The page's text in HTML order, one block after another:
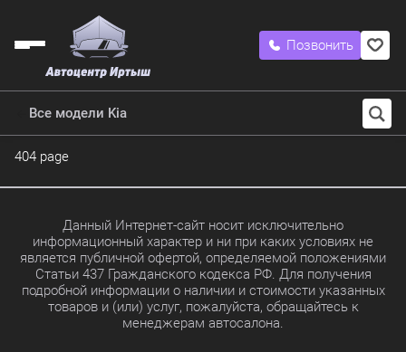
Позвонить
Все модели Kia
404 page
Данный Интернет-сайт носит исключительно
информационный характер и ни при каких условиях не
является публичной офертой, определяемой положениями
Статьи 437 Гражданского кодекса РФ. Для получения
подробной информации о наличии и стоимости указанных
товаров и (или) услуг, пожалуйста, обращайтесь к
менеджерам автосалона.